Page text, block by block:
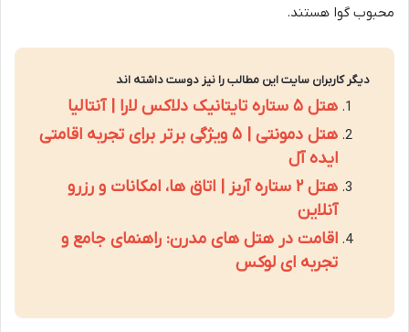
محبوب گوا هستند.
دیگر کاربران سایت این مطالب را نیز دوست داشته اند
هتل ۵ ستاره تایتانیک دلاکس لارا | آنتالیا
هتل دمونتی | ۵ ویژگی برتر برای تجربه اقامتی
ایده آل
هتل ۲ ستاره آربز | اتاق ها، امکانات و رزرو
آنلاین
اقامت در هتل های مدرن: راهنمای جامع و
تجربه ای لوکس